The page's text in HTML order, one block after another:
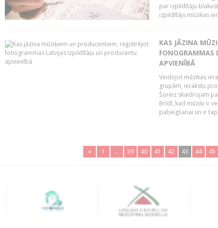
par izpildītāju
izpildītājs mūzikas
KAS JĀZINA
FONOGRAMMAS
APVIENĪBĀ
Veidojot mūzikas
grupām, ierakstu
Šoreiz skaidrojam
Brīdī, kad mūziķi ir
pabeigšanai un ir
« 1 .. 39 40 41 42 43 44 45